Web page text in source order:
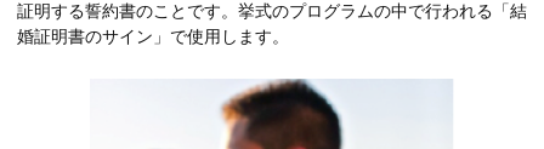
証明する誓約書のことです。挙式のプログラムの中で行われる「結
婚証明書のサイン」で使用します。